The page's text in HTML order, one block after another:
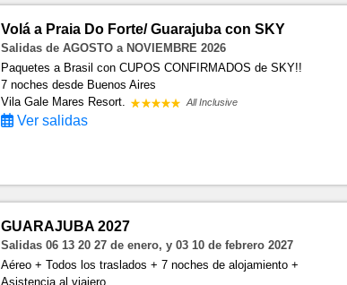
Volá a Praia Do Forte/ Guarajuba con SKY
Salidas de AGOSTO a NOVIEMBRE 2026
Paquetes a Brasil con CUPOS CONFIRMADOS de SKY!!
7 noches desde Buenos Aires
Vila Gale Mares Resort.
All Inclusive
Ver salidas
GUARAJUBA 2027
Salidas 06 13 20 27 de enero, y 03 10 de febrero 2027
Aéreo + Todos los traslados + 7 noches de alojamiento +
Asistencia al viajero